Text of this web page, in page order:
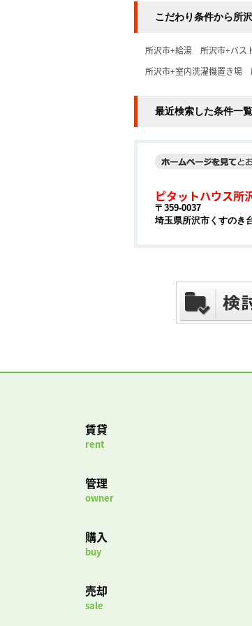
こだわり条件から所
所沢市+給湯 所沢市+バス
所沢市+室内洗濯機置き場
最近検索した条件一覧
ピタットハウス
〒359-0037
埼玉県所沢市くすのき
賃貸
rent
管理
owner
購入
buy
売却
sale